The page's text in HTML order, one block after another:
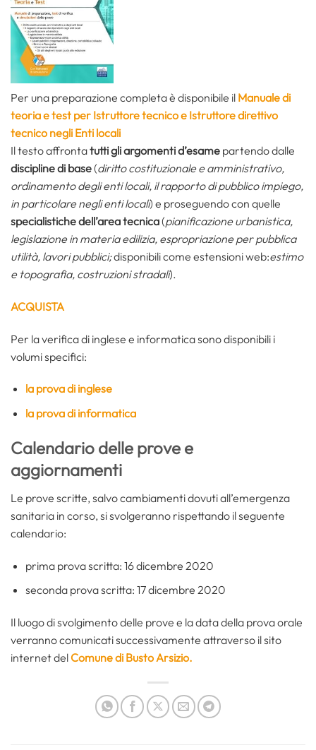
Per una preparazione completa è disponibile il Manuale di
teoria e test per Istruttore tecnico e Istruttore direttivo
tecnico negli Enti locali
Il testo affrontatutti gli argomenti d’esame partendo dalle
discipline di base(diritto costituzionale e amministrativo,
ordinamento degli enti locali, il rapporto di pubblico impiego,
in particolare negli enti locali) e proseguendo con quelle
specialistiche dell’area tecnica(pianificazione urbanistica,
legislazione in materia edilizia, espropriazione per pubblica
utilità, lavori pubblici;disponibili come estensioni web:estimo
e topografia, costruzioni stradali).
ACQUISTA
Per la verifica di inglese e informatica sono disponibili i
volumi specifici:
la prova di inglese
la prova di informatica
Calendario delle prove e
aggiornamenti
Le prove scritte, salvo cambiamenti dovuti all’emergenza
sanitaria in corso, si svolgeranno rispettando il seguente
calendario:
prima prova scritta: 16 dicembre 2020
seconda prova scritta: 17 dicembre 2020
Il luogo di svolgimento delle prove e la data della prova orale
verranno comunicati successivamente attraverso il sito
internet delComune di Busto Arsizio.